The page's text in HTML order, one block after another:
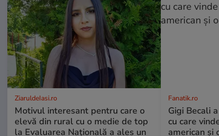
ZiaruldeIasi.ro
Motivul interesant pentru care o
elevă din rural cu o medie de top
la Evaluarea Națională a ales un
Fanatik.ro
Gigi Becali
cu care
american și